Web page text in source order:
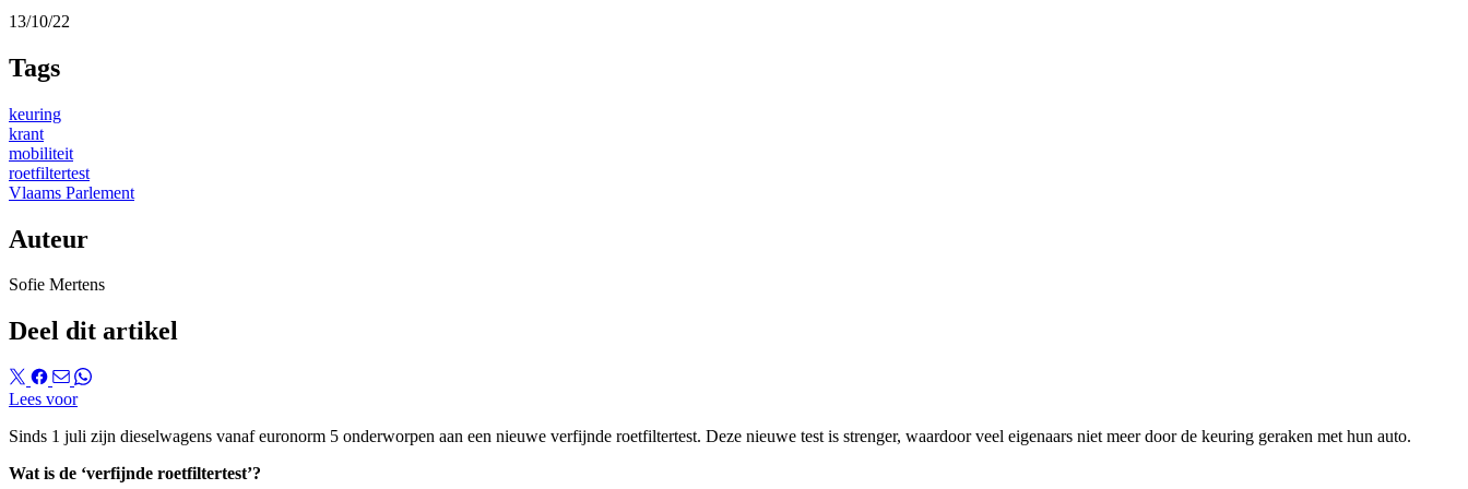
13/10/22
Tags
keuring
krant
mobiliteit
roetfiltertest
Vlaams Parlement
Auteur
Sofie Mertens
Deel dit artikel
Lees voor
Sinds 1 juli zijn dieselwagens vanaf euronorm 5 onderworpen aan een nieuwe verfijnde roetfiltertest. Deze nieuwe test is strenger, waardoor veel eigenaars niet meer door de keuring geraken met hun auto.
Wat is de ‘verfijnde roetfiltertest’?